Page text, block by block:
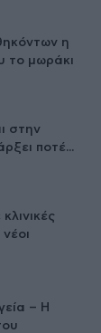
η
το μωράκι
στην
ποτέ...
– H